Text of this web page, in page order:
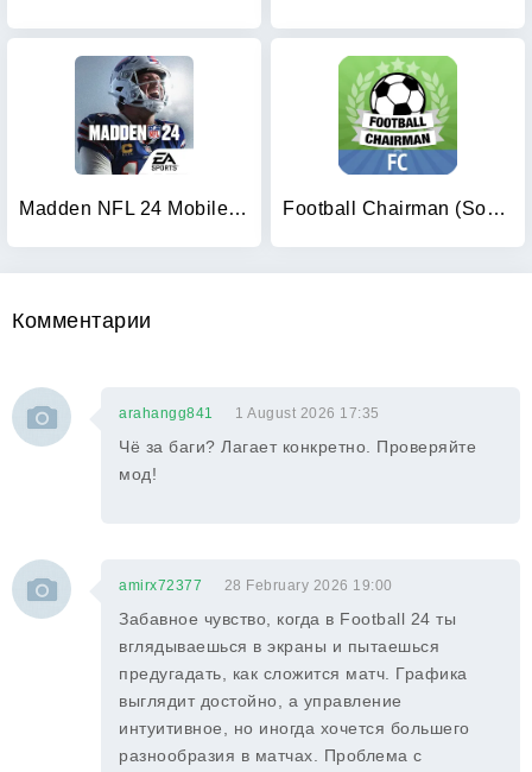
Madden NFL 24 Mobile Football Football Chairman (Soccer)
Комментарии
arahangg841 1 August 2026 17:35
Чё за баги? Лагает конкретно. Проверяйте
мод!
amirx72377 28 February 2026 19:00
Забавное чувство, когда в Football 24 ты
вглядываешься в экраны и пытаешься
предугадать, как сложится матч. Графика
выглядит достойно, а управление
интуитивное, но иногда хочется большего
разнообразия в матчах. Проблема с